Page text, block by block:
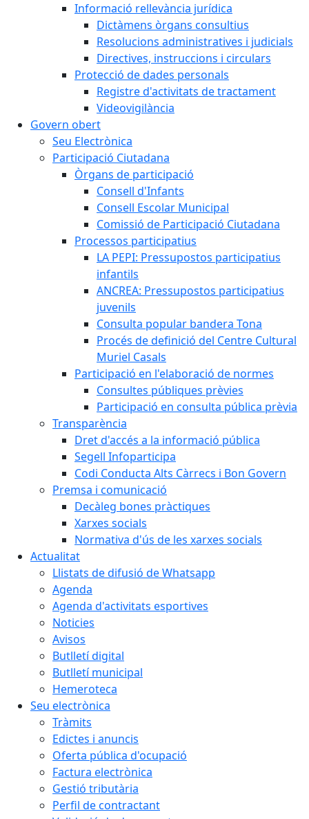
Informació rellevància jurídica
Dictàmens òrgans consultius
Resolucions administratives i judicials
Directives, instruccions i circulars
Protecció de dades personals
Registre d'activitats de tractament
Videovigilància
Govern obert
Seu Electrònica
Participació Ciutadana
Òrgans de participació
Consell d'Infants
Consell Escolar Municipal
Comissió de Participació Ciutadana
Processos participatius
LA PEPI: Pressupostos participatius
infantils
ANCREA: Pressupostos participatius
juvenils
Consulta popular bandera Tona
Procés de definició del Centre Cultural
Muriel Casals
Participació en l'elaboració de normes
Consultes públiques prèvies
Participació en consulta pública prèvia
Transparència
Dret d'accés a la informació pública
Segell Infoparticipa
Codi Conducta Alts Càrrecs i Bon Govern
Premsa i comunicació
Decàleg bones pràctiques
Xarxes socials
Normativa d'ús de les xarxes socials
Actualitat
Llistats de difusió de Whatsapp
Agenda
Agenda d'activitats esportives
Noticies
Avisos
Butlletí digital
Butlletí municipal
Hemeroteca
Seu electrònica
Tràmits
Edictes i anuncis
Oferta pública d'ocupació
Factura electrònica
Gestió tributària
Perfil de contractant